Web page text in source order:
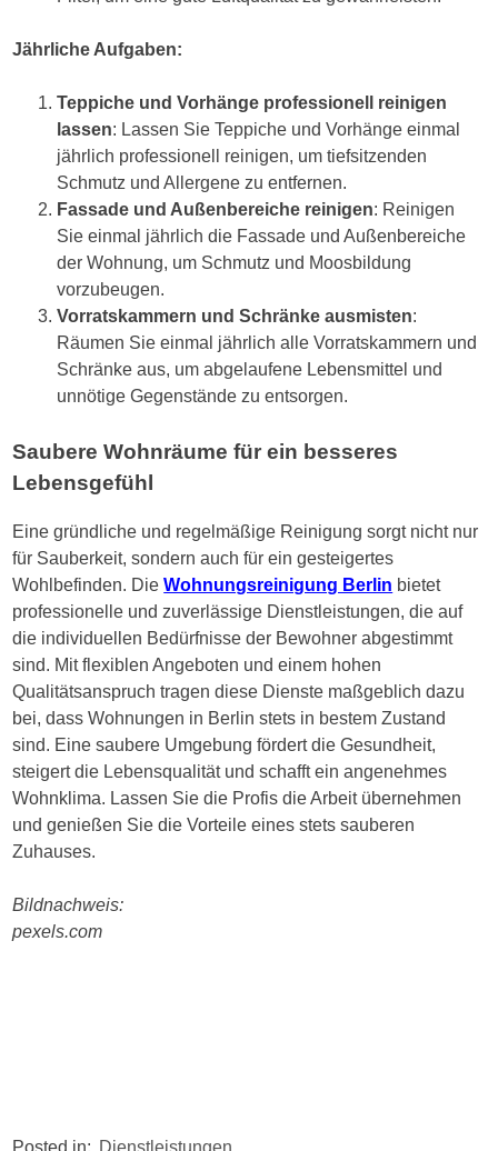
Jährliche Aufgaben:
Teppiche und Vorhänge professionell reinigen
lassen: Lassen Sie Teppiche und Vorhänge einmal
jährlich professionell reinigen, um tiefsitzenden
Schmutz und Allergene zu entfernen.
Fassade und Außenbereiche reinigen: Reinigen
Sie einmal jährlich die Fassade und Außenbereiche
der Wohnung, um Schmutz und Moosbildung
vorzubeugen.
Vorratskammern und Schränke ausmisten:
Räumen Sie einmal jährlich alle Vorratskammern und
Schränke aus, um abgelaufene Lebensmittel und
unnötige Gegenstände zu entsorgen.
Saubere Wohnräume für ein besseres
Lebensgefühl
Eine gründliche und regelmäßige Reinigung sorgt nicht nur
für Sauberkeit, sondern auch für ein gesteigertes
Wohlbefinden. DieWohnungsreinigung Berlin bietet
professionelle und zuverlässige Dienstleistungen, die auf
die individuellen Bedürfnisse der Bewohner abgestimmt
sind. Mit flexiblen Angeboten und einem hohen
Qualitätsanspruch tragen diese Dienste maßgeblich dazu
bei, dass Wohnungen in Berlin stets in bestem Zustand
sind. Eine saubere Umgebung fördert die Gesundheit,
steigert die Lebensqualität und schafft ein angenehmes
Wohnklima. Lassen Sie die Profis die Arbeit übernehmen
und genießen Sie die Vorteile eines stets sauberen
Zuhauses.
Bildnachweis:
pexels.com